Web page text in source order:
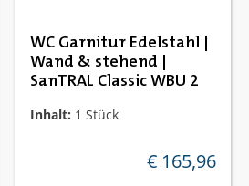
WC Garnitur Edelstahl |
Wand & stehend |
SanTRAL Classic WBU 2
Inhalt: 1 Stück
regulärer preis:
€ 165,96